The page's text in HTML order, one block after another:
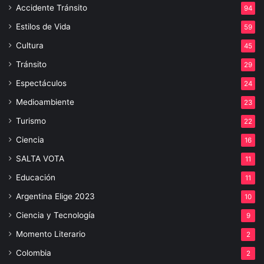
Accidente Tránsito 94
Estilos de Vida 59
Cultura 45
Tránsito 29
Espectáculos 24
Medioambiente 23
Turismo 22
Ciencia 16
SALTA VOTA 11
Educación 11
Argentina Elige 2023 10
Ciencia y Tecnología 9
Momento Literario 2
Colombia 2